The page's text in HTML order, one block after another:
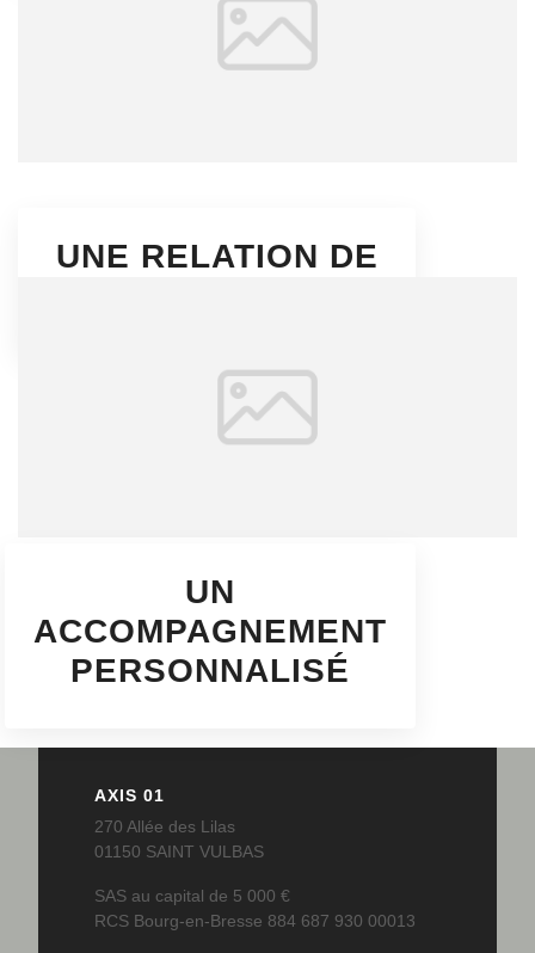
UNE RELATION DE
UN
ACCOMPAGNEMENT
PERSONNALISÉ
AXIS 01
270 Allée des Lilas
01150 SAINT VULBAS
SAS au capital de 5 000 €
RCS Bourg-en-Bresse 884 687 930 00013